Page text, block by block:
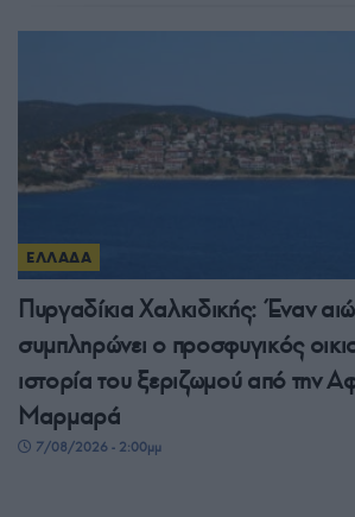
ΕΛΛΑΔΑ
Πυργαδίκια Χαλκιδικής: Έναν
συμπληρώνει ο προσφυγικός
ιστορία του ξεριζωμού από την
Μαρμαρά
7/08/2026 - 2:00μμ